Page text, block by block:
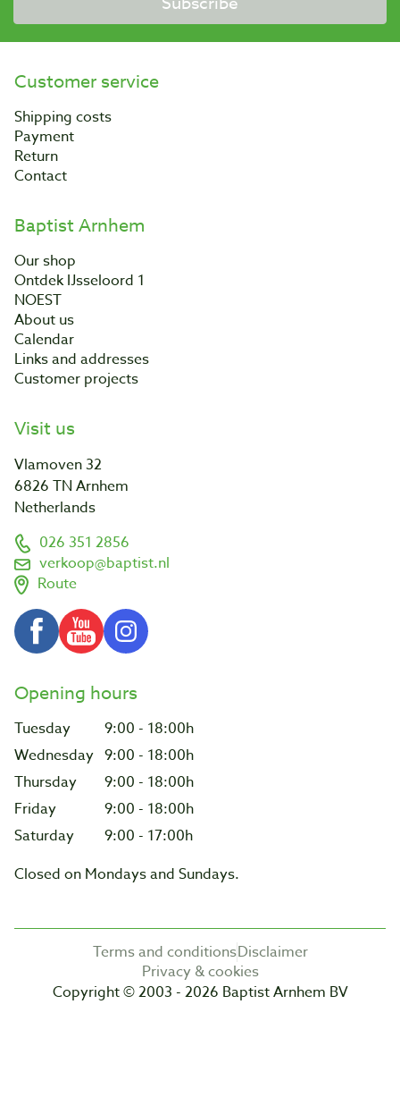
Customer service
Shipping costs
Payment
Return
Contact
Baptist Arnhem
Our shop
Ontdek IJsseloord 1
NOEST
About us
Calendar
Links and addresses
Customer projects
Visit us
Vlamoven 32
6826 TN Arnhem
Netherlands
026 351 2856
verkoop@baptist.nl
Route
Opening hours
Tuesday
9:00 - 18:00h
Wednesday 9:00 - 18:00h
Thursday
9:00 - 18:00h
Friday
9:00 - 18:00h
Saturday
9:00 - 17:00h
Closed on Mondays and Sundays.
Terms and conditionsDisclaimer
Privacy & cookies
Copyright © 2003 - 2026 Baptist Arnhem BV